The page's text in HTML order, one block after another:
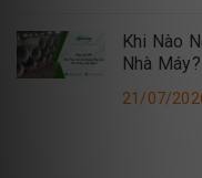
Khi Nào
Nhà Máy?
21/07/